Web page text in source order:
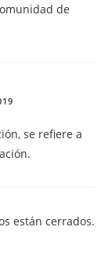
de
se refiere a
están cerrados.